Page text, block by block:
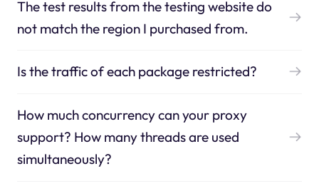
The test results from the testing website do
not match the region I purchased from.
Is the traffic of each package restricted?
How much concurrency can your proxy
support? How many threads are used
simultaneously?